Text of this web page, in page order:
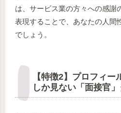
は、サービス業の方々への感謝
表現することで、あなたの人間
でしょう。
【特徴2】プロフィー
しか見ない「面接官